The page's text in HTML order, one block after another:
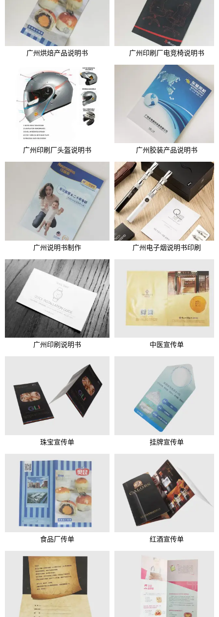
广州烘焙产品说明书 广州印刷厂电竞椅说明书
广州印刷厂头盔说明书 广州胶装产品说明书
广州说明书制作 广州电子烟说明书印刷
广州印刷说明书 中医宣传单
珠宝宣传单 挂牌宣传单
食品厂传单 红酒宣传单